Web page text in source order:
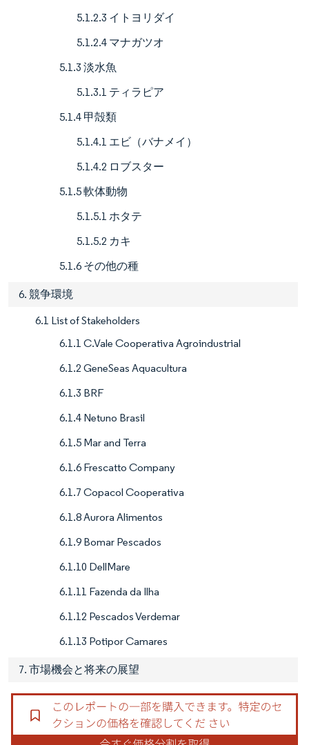
5.1.2.3 イトヨリダイ
5.1.2.4 マナガツオ
5.1.3 淡水魚
5.1.3.1 ティラピア
5.1.4 甲殻類
5.1.4.1 エビ（バナメイ）
5.1.4.2 ロブスター
5.1.5 軟体動物
5.1.5.1 ホタテ
5.1.5.2 カキ
5.1.6 その他の種
6. 競争環境
6.1 List of Stakeholders
6.1.1 C.Vale Cooperativa Agroindustrial
6.1.2 GeneSeas Aquacultura
6.1.3 BRF
6.1.4 Netuno Brasil
6.1.5 Mar and Terra
6.1.6 Frescatto Company
6.1.7 Copacol Cooperativa
6.1.8 Aurora Alimentos
6.1.9 Bomar Pescados
6.1.10 DellMare
6.1.11 Fazenda da Ilha
6.1.12 Pescados Verdemar
6.1.13 Potipor Camares
7. 市場機会と将来の展望